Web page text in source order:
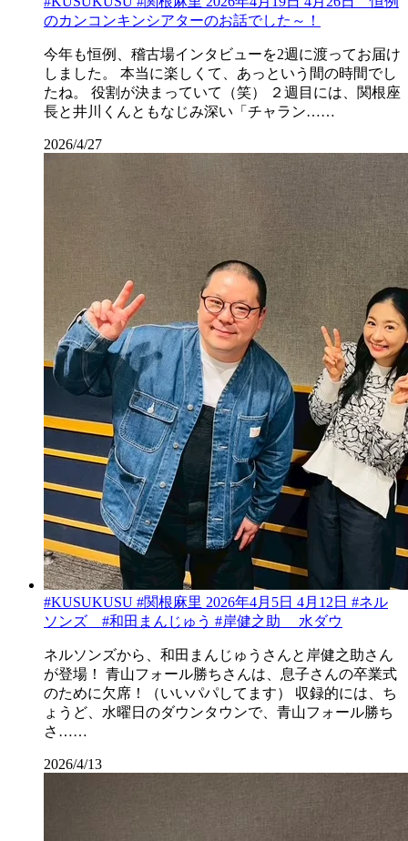
のカンコンキンシアターのお話でした～！
今年も恒例、稽古場インタビューを2週に渡ってお届け
しました。 本当に楽しくて、あっという間の時間でし
たね。 役割が決まっていて（笑） ２週目には、関根座
長と井川くんともなじみ深い「チャラン……
2026/4/27
#KUSUKUSU #関根麻里 2026年4月5日 4月12日 #ネル
ソンズ #和田まんじゅう #岸健之助 水ダウ
ネルソンズから、和田まんじゅうさんと岸健之助さん
が登場！ 青山フォール勝ちさんは、息子さんの卒業式
のために欠席！（いいパパしてます） 収録的には、ち
ょうど、水曜日のダウンタウンで、青山フォール勝ち
さ……
2026/4/13